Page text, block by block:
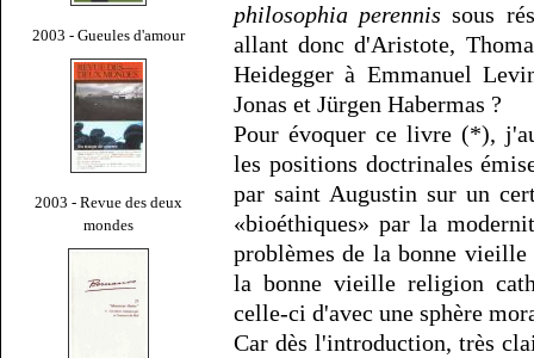
2003 - Gueules d'amour
2003 - Revue des deux
mondes
philosophia perennis sous
allant donc d'Aristote,
Heidegger à Emmanuel
Jonas et Jürgen Habermas ?
Pour évoquer ce livre (*),
les positions doctrinales
par saint Augustin sur un
«bioéthiques» par la
problèmes de la bonne
la bonne vieille religion
celle-ci d'avec une sphère
Car dès l'introduction, très